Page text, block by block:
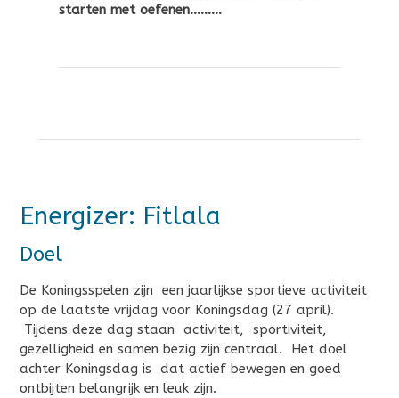
starten met oefenen………
Energizer: Fitlala
Doel
De Koningsspelen zijn een jaarlijkse sportieve activiteit
op de laatste vrijdag voor Koningsdag (27 april).
Tijdens deze dag staan activiteit, sportiviteit,
gezelligheid en samen bezig zijn centraal. Het doel
achter Koningsdag is dat actief bewegen en goed
ontbijten belangrijk en leuk zijn.